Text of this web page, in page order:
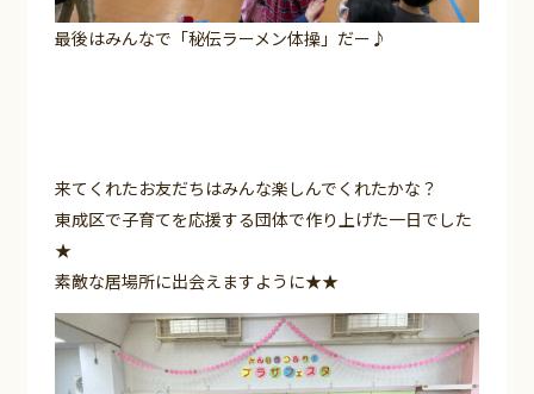
最後はみんなで「秘伝ラーメン体操」だー♪
来てくれたお友だちはみんな楽しんでくれたかな？
東成区で子育てを応援する団体で作り上げた一日でした
★
素敵な居場所に出会えますように★★